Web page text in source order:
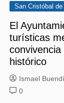
San Cristóbal
El
turísticas
histórico
Ismael
0